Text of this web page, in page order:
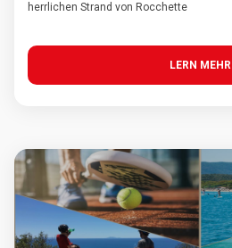
herrlichen Strand von Rocchette
LERN MEHR